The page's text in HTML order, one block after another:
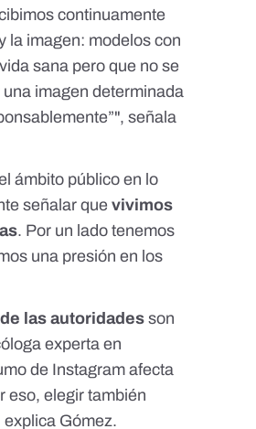
continuamente
la imagen: modelos con
sana pero que no se
imagen determinada
señala
ámbito público en lo
señalar quevivimos
. Por un lado tenemos
una presión en los
las autoridades son
experta en
de Instagram afecta
eso, elegir también
Gómez.